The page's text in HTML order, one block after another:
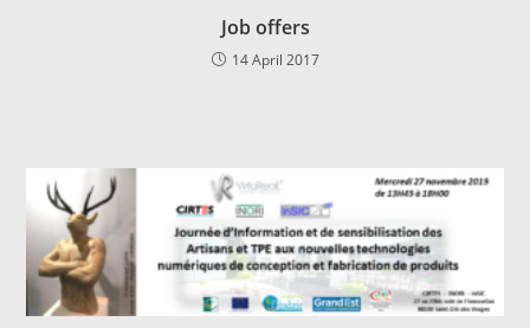
Job offers
14 April 2017